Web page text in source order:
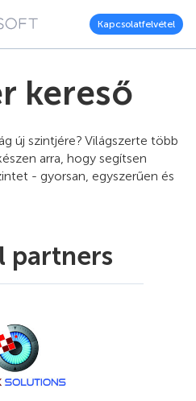
Kapcsolatfelvétel
kereső
új szintjére? Világszerte több
arra, hogy segítsen
- gyorsan, egyszerűen és
partners